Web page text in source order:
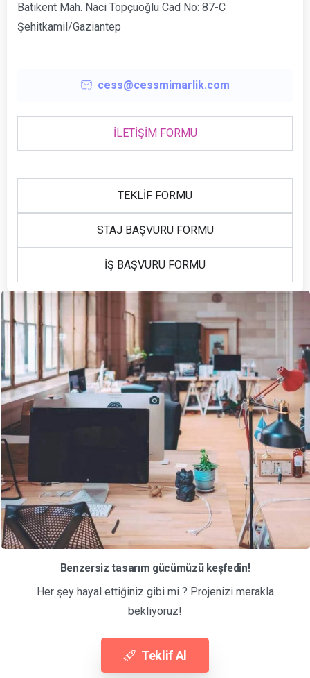
Batıkent Mah. Naci Topçuoğlu Cad No: 87-C
Şehitkamil/Gaziantep
cess@cessmimarlik.com
İLETİŞİM FORMU
TEKLİF FORMU
STAJ BAŞVURU FORMU
İŞ BAŞVURU FORMU
5/5 - (2 Oy)
Benzersiz tasarım gücümüzü keşfedin!
Her şey hayal ettiğiniz gibi mi ? Projenizi merakla
bekliyoruz!
Teklif Al